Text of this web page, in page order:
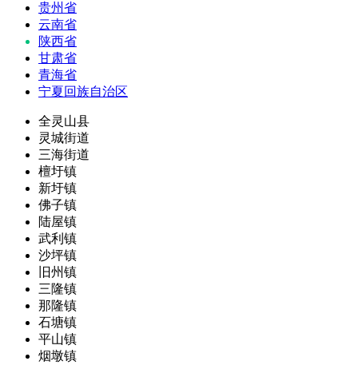
贵州省
云南省
陕西省
甘肃省
青海省
宁夏回族自治区
全灵山县
灵城街道
三海街道
檀圩镇
新圩镇
佛子镇
陆屋镇
武利镇
沙坪镇
旧州镇
三隆镇
那隆镇
石塘镇
平山镇
烟墩镇